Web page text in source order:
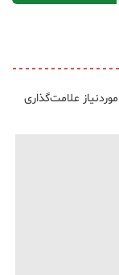
علامت‌گذاری